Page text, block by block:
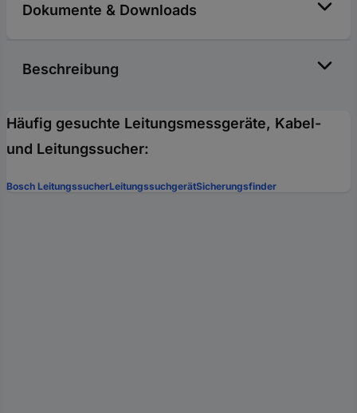
Dokumente & Downloads
Beschreibung
Häufig gesuchte Leitungsmessgeräte, Kabel-
und Leitungssucher:
Bosch LeitungssucherLeitungssuchgerätSicherungsfinder